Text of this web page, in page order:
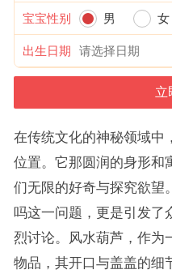
宝宝性别 男 女
出生日期
在传统文化的神秘领域中
位置。它那圆润的身形和
们无限的好奇与探究欲望
吗这一问题，更是引发了
烈讨论。风水葫芦，作为
物品，其开口与盖盖的细